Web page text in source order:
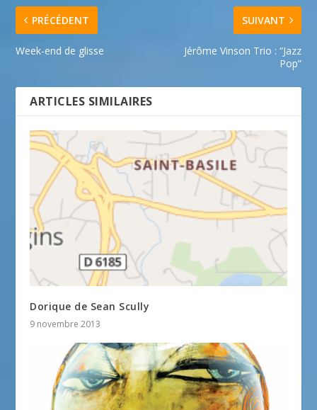
PRÉCÉDENT
Week-end de glisse
SUIVANT
Jérôme Vinson Trio : “Jazz
Pop”
ARTICLES SIMILAIRES
Dorique de Sean Scully
9 novembre 2013